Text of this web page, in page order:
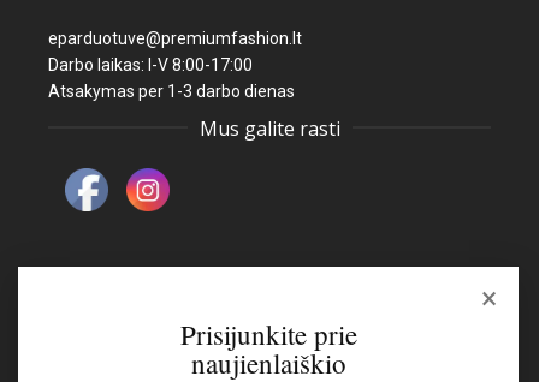
eparduotuve@premiumfashion.lt
Darbo laikas: I-V 8:00-17:00
Atsakymas per 1-3 darbo dienas
Mus galite rasti
Naujienlaiškis
×
Prisijunkite prie
naujienlaiškio